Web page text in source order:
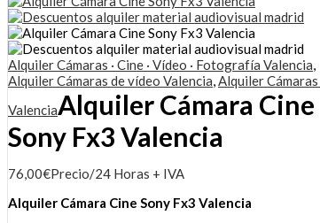
Alquiler Cámaras · Cine · Vídeo · Fotografía Valencia,
Alquiler Cámaras de vídeo Valencia,Alquiler Cámaras
ValenciaAlquiler Cámara Cine
Sony Fx3 Valencia
76,00€Precio/24 Horas + IVA
Alquiler Cámara Cine Sony Fx3 Valencia